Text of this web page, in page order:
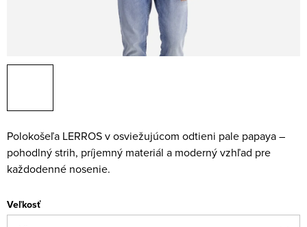
Polokošeľa LERROS v osviežujúcom odtieni pale papaya –
pohodlný strih, príjemný materiál a moderný vzhľad pre
každodenné nosenie.
Veľkosť